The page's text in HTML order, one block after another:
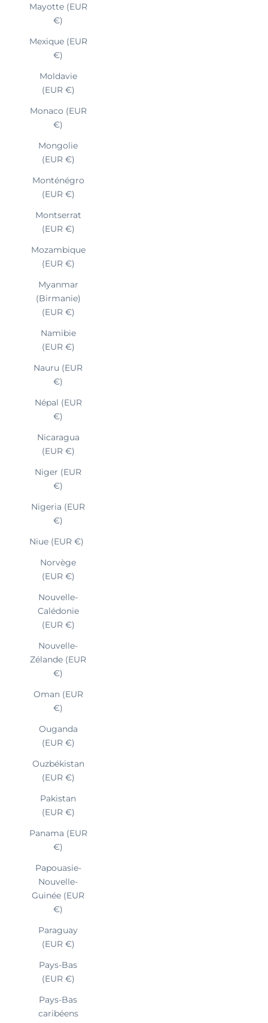
Mayotte (EUR
€)
Mexique (EUR
€)
Moldavie
(EUR €)
Monaco (EUR
€)
Mongolie
(EUR €)
Monténégro
(EUR €)
Montserrat
(EUR €)
Mozambique
(EUR €)
Myanmar
(Birmanie)
(EUR €)
Namibie
(EUR €)
Nauru (EUR
€)
Népal (EUR
€)
Nicaragua
(EUR €)
Niger (EUR
€)
Nigeria (EUR
€)
Niue (EUR €)
Norvège
(EUR €)
Nouvelle-
Calédonie
(EUR €)
Nouvelle-
Zélande (EUR
€)
Oman (EUR
€)
Ouganda
(EUR €)
Ouzbékistan
(EUR €)
Pakistan
(EUR €)
Panama (EUR
€)
Papouasie-
Nouvelle-
Guinée (EUR
€)
Paraguay
(EUR €)
Pays-Bas
(EUR €)
Pays-Bas
caribéens